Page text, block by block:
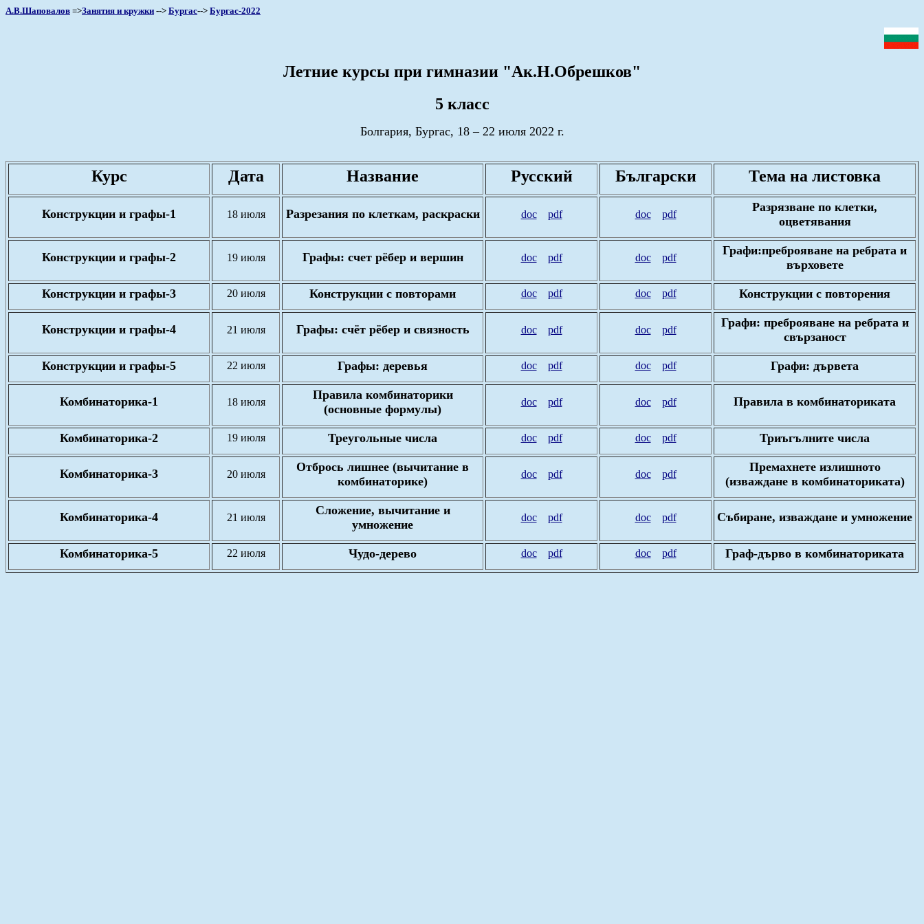
А.В.Шаповалов =>Занятия и кружки --> Бургас--> Бургас-2022
Летние курсы при гимназии "Ак.Н.Обрешков"
5 класс
Болгария, Бургас, 18 – 22 июля 2022 г.
Курс Дата Название Русский Български Тема на листовка
Конструкции и графы-1 18 июля Разрезания по клеткам, раскраски doc pdf doc pdf
Разрязване по клетки,
оцветявания
Конструкции и графы-2 19 июля Графы: счет рёбер и вершин doc pdf doc pdf
Графи:преброяване на ребрата и
върховете
Конструкции и графы-3 20 июля Конструкции с повторами doc pdf doc pdf Конструкции с повторения
Конструкции и графы-4 21 июля Графы: счёт рёбер и связность doc pdf doc pdf
Графи: преброяване на ребрата и
свързаност
Конструкции и графы-5 22 июля Графы: деревья doc pdf doc pdf Графи: дървета
Комбинаторика-1 18 июля
Правила комбинаторики
(основные формулы)
doc pdf doc pdf Правила в комбинаториката
Комбинаторика-2 19 июля Треугольные числа doc pdf doc pdf Триъгълните числа
Комбинаторика-3 20 июля
Отбрось лишнее (вычитание в
комбинаторике)
doc pdf doc pdf
Премахнете излишното
(изваждане в комбинаториката)
Комбинаторика-4 21 июля
Сложение, вычитание и
умножение
doc pdf doc pdf Събиране, изваждане и умножение
Комбинаторика-5 22 июля Чудо-дерево doc pdf doc pdf Граф-дърво в комбинаториката